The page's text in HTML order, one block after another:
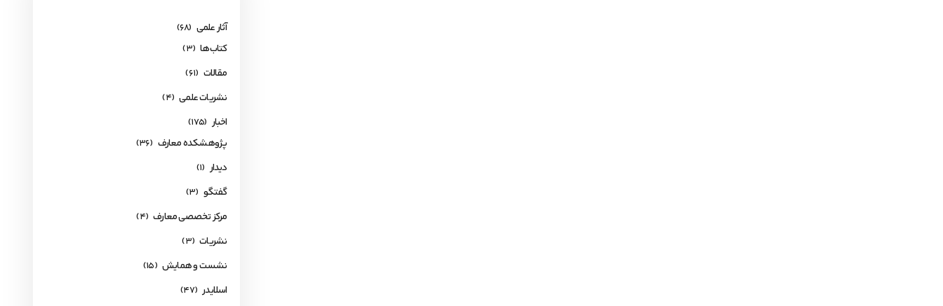
آثار علمی (68)
کتاب‌ها (3)
مقالات (61)
نشریات علمی (4)
اخبار (175)
پژوهشکده معارف (36)
دیدار (1)
گفتگو (3)
مرکز تخصصی معارف (4)
نشریات (3)
نشست و همایش (15)
اسلایدر (47)